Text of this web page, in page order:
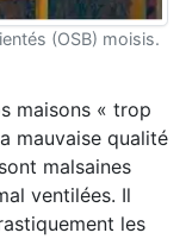
(OSB) moisis.
maisons « trop
mauvaise qualité
malsaines
ventilées. Il
les